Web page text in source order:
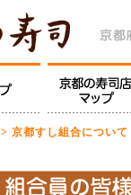
> 京都すし組合について